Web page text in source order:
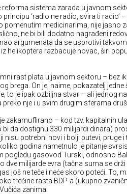
reforma sistema zarada u javnom
‘radio ne radio, svira ti radio’ –
pomenutim medicinarima, nije jasno
ne bi bili dodatno nagrađeni
argumenata da se usprotivi takvom
helikoptera razbacuje novac, širi
rast plata u javnom sektoru – bez
brega. On je, naime, pokazatelj jedne
to je ipak ozbiljna stvar – ali jednog
nje i u svim drugim sferama
zakamuflirano – kod tzv. kapitalnih
bi da dostignu 330 milijardi dinara)
nisu potrebni novi i bolji putevi, pruge i
godina nametnulo je pitanje
pogledu gasovod Turski, odnosno
dve milijarde evra (tačna suma se
još ne teče i neće skoro poteći. To,
trećine rasta BDP-a (ukupno
zanima.